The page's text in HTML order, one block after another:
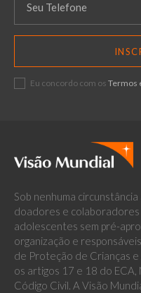
Eu concordo com os Termos
Sob nenhuma
doadores e
adolescentes sem pré-
organização e
de Proteção de Crianças
os artigos 17 e 18 do
Código Civil. A Visão